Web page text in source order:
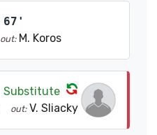
67'
out: M. Koros
Substitute
out: V. Sliacky